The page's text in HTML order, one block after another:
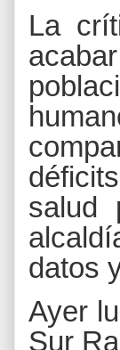
La
salud
datos
Ayer
Sur